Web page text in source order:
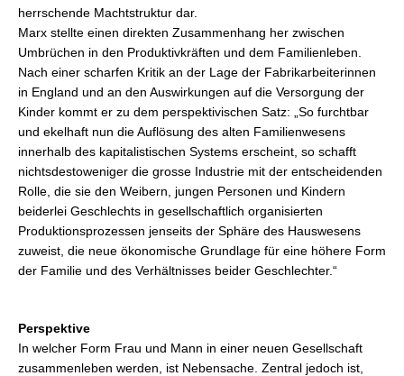
herrschende Machtstruktur dar.
Marx stellte einen direkten Zusammenhang her zwischen
Umbrüchen in den Produktivkräften und dem Familienleben.
Nach einer scharfen Kritik an der Lage der Fabrikarbeiterinnen
in England und an den Auswirkungen auf die Versorgung der
Kinder kommt er zu dem perspektivischen Satz: „So furchtbar
und ekelhaft nun die Auflösung des alten Familienwesens
innerhalb des kapitalistischen Systems erscheint, so schafft
nichtsdestoweniger die grosse Industrie mit der entscheidenden
Rolle, die sie den Weibern, jungen Personen und Kindern
beiderlei Geschlechts in gesellschaftlich organisierten
Produktionsprozessen jenseits der Sphäre des Hauswesens
zuweist, die neue ökonomische Grundlage für eine höhere Form
der Familie und des Verhältnisses beider Geschlechter.“
Perspektive
In welcher Form Frau und Mann in einer neuen Gesellschaft
zusammenleben werden, ist Nebensache. Zentral jedoch ist,